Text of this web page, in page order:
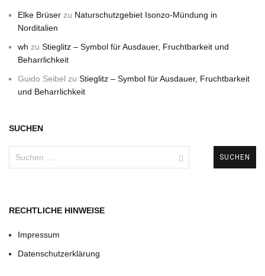
Elke Brüser zu Naturschutzgebiet Isonzo-Mündung in
Norditalien
wh zu Stieglitz – Symbol für Ausdauer, Fruchtbarkeit und
Beharrlichkeit
Guido Seibel zu Stieglitz – Symbol für Ausdauer, Fruchtbarkeit
und Beharrlichkeit
SUCHEN
Suchen
RECHTLICHE HINWEISE
Impressum
Datenschutzerklärung